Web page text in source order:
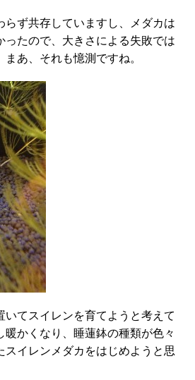
らず共存していますし、メダカは
ったので、大きさによる失敗では
あ、それも憶測ですね。
いてスイレンを育てようと考えて
暖かくなり、睡蓮鉢の種類が色々
スイレンメダカをはじめようと思